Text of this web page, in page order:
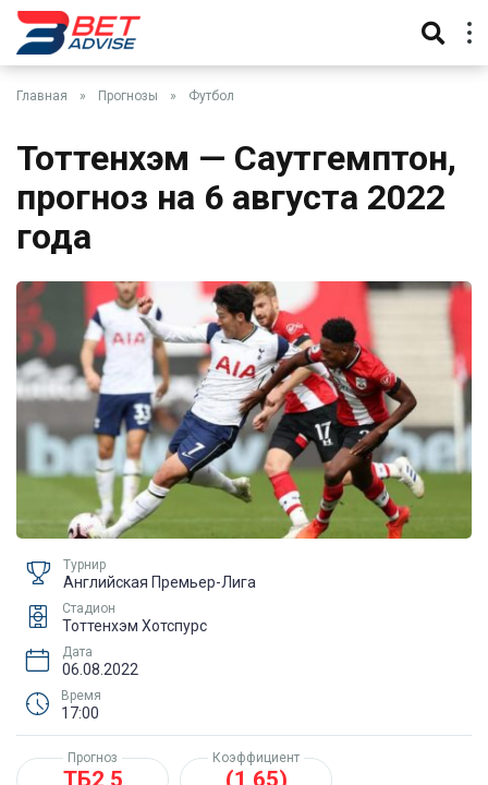
Главная » Прогнозы » Футбол
Тоттенхэм — Саутгемптон,
прогноз на 6 августа 2022
года
Турнир
Английская Премьер-Лига
Стадион
Тоттенхэм Хотспурс
Дата
06.08.2022
Время
17:00
Прогноз
ТБ2,5
Коэффициент
(1,65)